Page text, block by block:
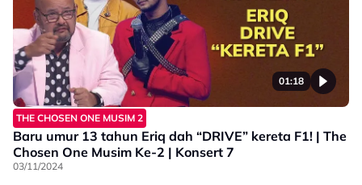
01:18
THE CHOSEN ONE MUSIM 2
Baru umur 13 tahun Eriq dah “DRIVE” kereta F1! | The
Chosen One Musim Ke-2 | Konsert 7
03/11/2024